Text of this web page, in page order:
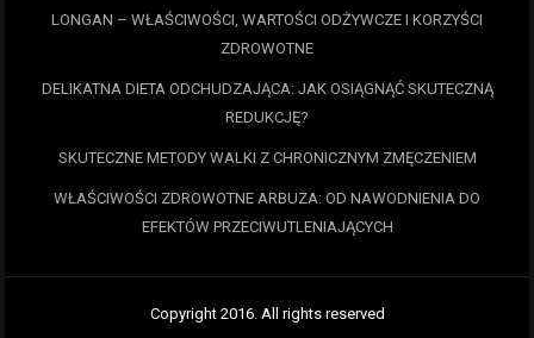
LONGAN – WŁAŚCIWOŚCI, WARTOŚCI ODŻYWCZE I KORZYŚCI
ZDROWOTNE
DELIKATNA DIETA ODCHUDZAJĄCA: JAK OSIĄGNĄĆ SKUTECZNĄ
REDUKCJĘ?
SKUTECZNE METODY WALKI Z CHRONICZNYM ZMĘCZENIEM
WŁAŚCIWOŚCI ZDROWOTNE ARBUZA: OD NAWODNIENIA DO
EFEKTÓW PRZECIWUTLENIAJĄCYCH
Copyright 2016. All rights reserved